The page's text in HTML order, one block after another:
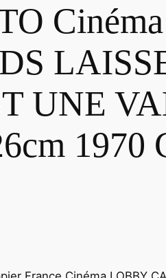
UNE
1970